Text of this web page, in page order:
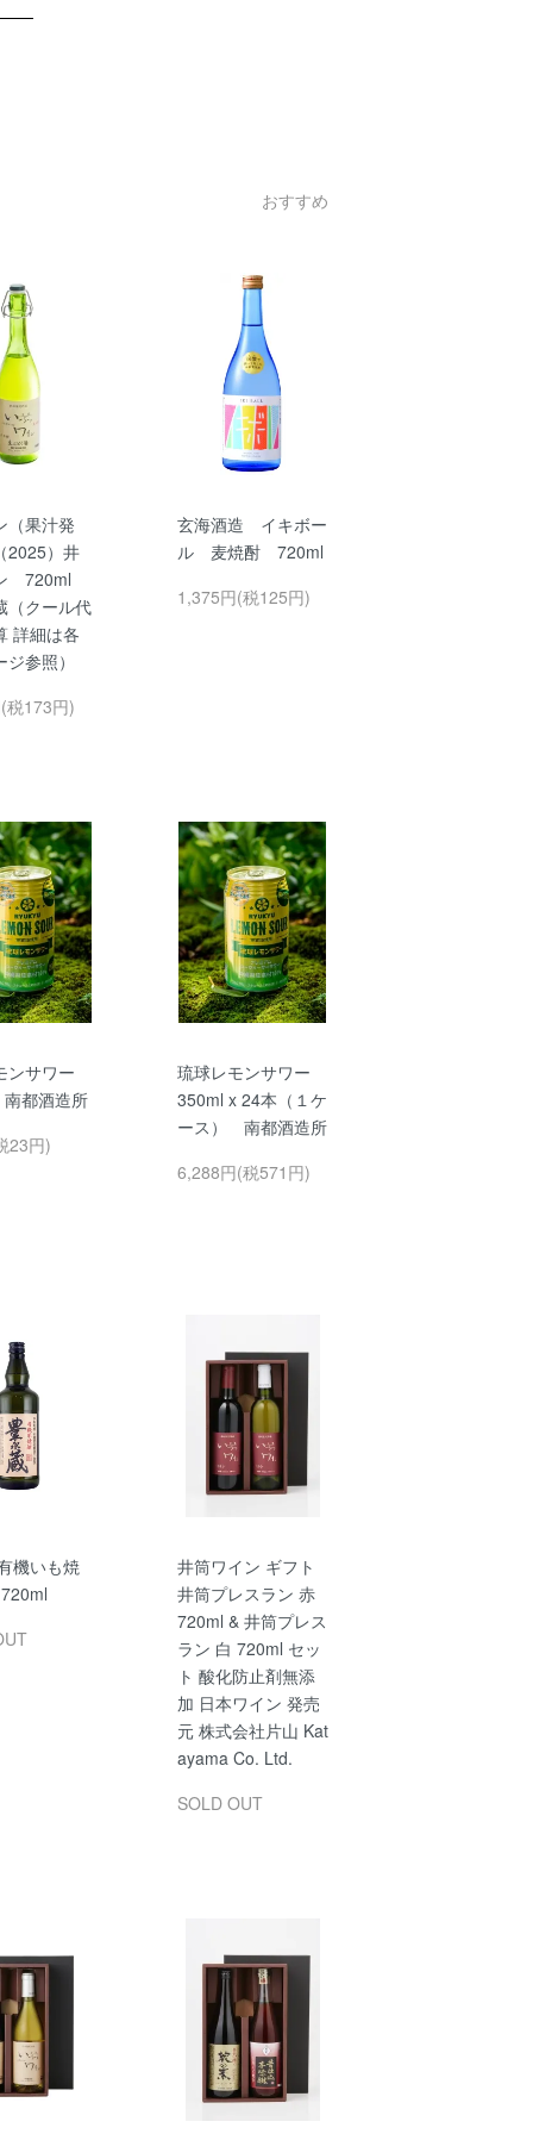
おすすめ
（果汁発
2025）井
720ml
クール代
詳細は各
参照）
税173円)
玄海酒造 イキボー
ル 麦焼酎 720ml
1,375円(税125円)
ンサワー
都酒造所
23円)
琉球レモンサワー
350ml x 24本（１ケ
ース） 南都酒造所
6,288円(税571円)
機いも焼
井筒ワイン ギフト
井筒プレスラン 赤
720ml & 井筒プレス
ラン 白 720ml セッ
ト 酸化防止剤無添
加 日本ワイン 発売
元 株式会社片山 Kat
ayama Co. Ltd.
SOLD OUT